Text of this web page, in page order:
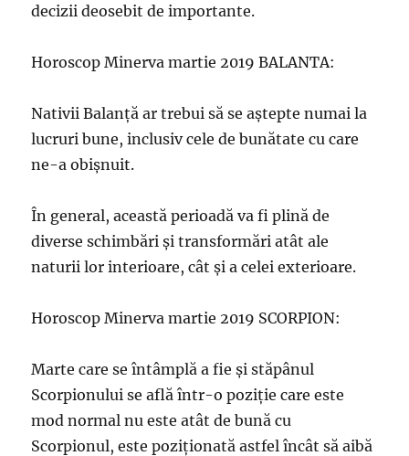
decizii deosebit de importante.
Horoscop Minerva martie 2019 BALANTA:
Nativii Balanţă ar trebui să se aştepte numai la
lucruri bune, inclusiv cele de bunătate cu care
ne-a obişnuit.
În general, această perioadă va fi plină de
diverse schimbări și transformări atât ale
naturii lor interioare, cât și a celei exterioare.
Horoscop Minerva martie 2019 SCORPION:
Marte care se întâmplă a fie şi stăpânul
Scorpionului se află într-o poziţie care este
mod normal nu este atât de bună cu
Scorpionul, este poziţionată astfel încât să aibă